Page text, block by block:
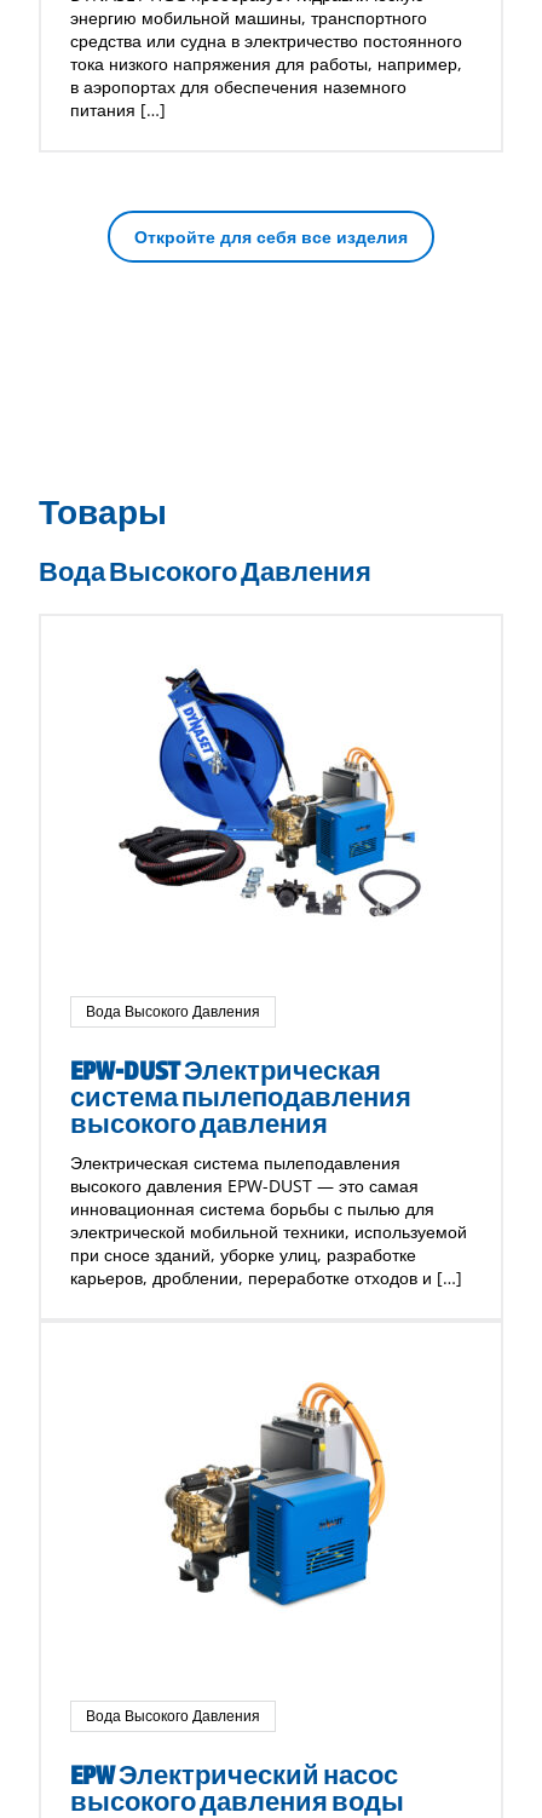
энергию мобильной машины, транспортного
средства или судна в электричество постоянного
тока низкого напряжения для работы, например,
в аэропортах для обеспечения наземного
питания […]
Откройте для себя все изделия
Товары
Вода Высокого Давления
Вода Высокого Давления
EPW-DUST Электрическая
система пылеподавления
высокого давления
Электрическая система пылеподавления
высокого давления EPW-DUST — это самая
инновационная система борьбы с пылью для
электрической мобильной техники, используемой
при сносе зданий, уборке улиц, разработке
карьеров, дроблении, переработке отходов и […]
Вода Высокого Давления
EPW Электрический насос
высокого давления воды